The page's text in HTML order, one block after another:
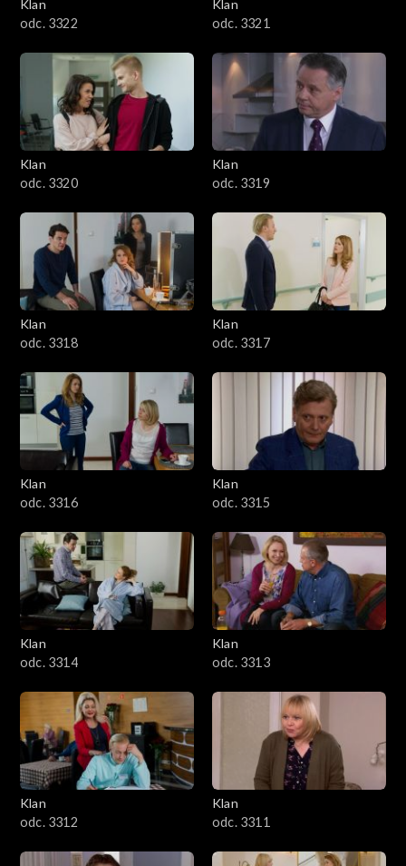
Klan
odc. 3322
Klan
odc. 3321
Klan
odc. 3320
Klan
odc. 3319
Klan
odc. 3318
Klan
odc. 3317
Klan
odc. 3316
Klan
odc. 3315
Klan
odc. 3314
Klan
odc. 3313
Klan
odc. 3312
Klan
odc. 3311